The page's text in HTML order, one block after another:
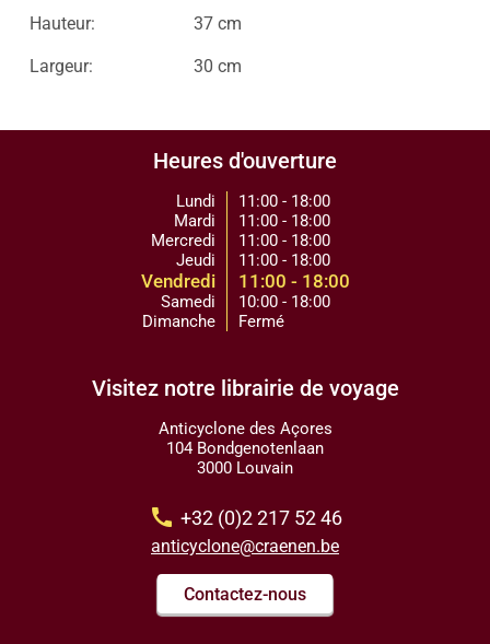
Hauteur: 37 cm
Largeur: 30 cm
Heures d'ouverture
Lundi
Mardi
Mercredi
Jeudi
Vendredi
Samedi
Dimanche
11:00 - 18:00
11:00 - 18:00
11:00 - 18:00
11:00 - 18:00
11:00 - 18:00
10:00 - 18:00
Fermé
Visitez notre librairie de voyage
Anticyclone des Açores
104 Bondgenotenlaan
3000 Louvain
call +32 (0)2 217 52 46
anticyclone@craenen.be
Contactez-nous